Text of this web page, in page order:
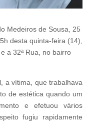
Medeiros de Sousa, 25
desta quinta-feira (14),
a 32ª Rua, no bairro
a vítima, que trabalhava
de estética quando um
e efetuou vários
fugiu rapidamente